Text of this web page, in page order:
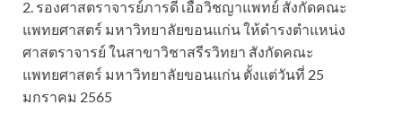
2. รองศาสตราจารย์ภารดี เอื้อวิชญาแพทย์ สังกัดคณะ
แพทยศาสตร์ มหาวิทยาลัยขอนแก่น ให้ดำรงตำแหน่ง
ศาสตราจารย์ ในสาขาวิชาสรีรวิทยา สังกัดคณะ
แพทยศาสตร์ มหาวิทยาลัยขอนแก่น ตั้งแต่วันที่ 25
มกราคม 2565